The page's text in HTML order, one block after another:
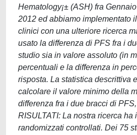
Hematology¡± (ASH) fra
2012 ed abbiamo implementato
clinici con una ulteriore ricerca
usato la differenza di PFS fra i
studio sia in valore assoluto (in
percentuali e la differenza in
risposta. La statistica descrittiva
calcolare il valore minimo della
differenza fra i due bracci di
RISULTATI: La nostra ricerca ha
randomizzati controllati. Dei 75